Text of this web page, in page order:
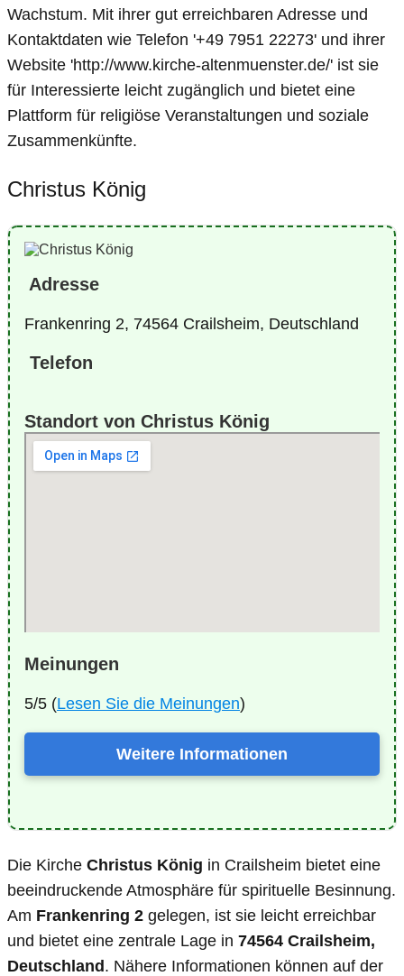
Wachstum. Mit ihrer gut erreichbaren Adresse und
Kontaktdaten wie Telefon '+49 7951 22273' und ihrer
Website 'http://www.kirche-altenmuenster.de/' ist sie
für Interessierte leicht zugänglich und bietet eine
Plattform für religiöse Veranstaltungen und soziale
Zusammenkünfte.
Christus König
Adresse
Frankenring 2, 74564 Crailsheim, Deutschland
Telefon
Standort von Christus König
Meinungen
5/5 (Lesen Sie die Meinungen)
Weitere Informationen
Die Kirche Christus König in Crailsheim bietet eine
beeindruckende Atmosphäre für spirituelle Besinnung.
Am Frankenring 2 gelegen, ist sie leicht erreichbar
und bietet eine zentrale Lage in 74564 Crailsheim,
Deutschland. Nähere Informationen können auf der